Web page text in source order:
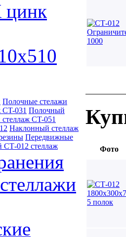
Полочные стелажи
031 Полочный
CT-051
Наклонный стеллаж
Передвижные
СТ-012 стеллаж Фото